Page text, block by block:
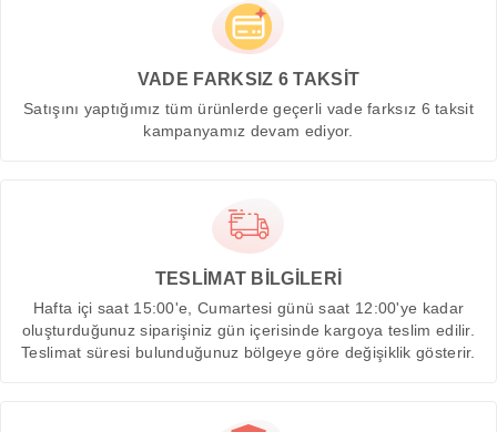
VADE FARKSIZ 6 TAKSİT
Satışını yaptığımız tüm ürünlerde geçerli vade farksız 6 taksit
kampanyamız devam ediyor.
TESLİMAT BİLGİLERİ
Hafta içi saat 15:00'e, Cumartesi günü saat 12:00'ye kadar
oluşturduğunuz siparişiniz gün içerisinde kargoya teslim edilir.
Teslimat süresi bulunduğunuz bölgeye göre değişiklik gösterir.